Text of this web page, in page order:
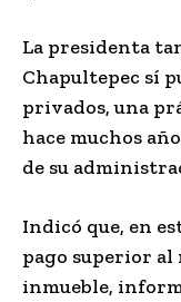
La presidenta
Chapultepec sí
privados, una
hace muchos
de su
Indicó que, en
pago superior al
inmueble,